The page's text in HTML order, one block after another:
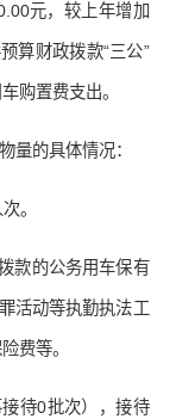
元，较上年增加
算财政拨款“三公”
购置费支出。
量的具体情况：
。
款的公务用车保有
活动等执勤执法工
费等。
待0批次），接待